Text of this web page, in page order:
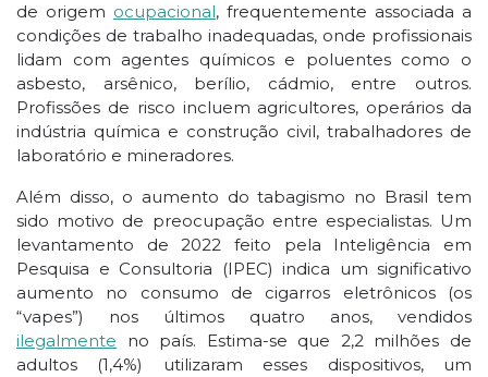
de origem ocupacional, frequentemente associada a
condições de trabalho inadequadas, onde profissionais
lidam com agentes químicos e poluentes como o
asbesto, arsênico, berílio, cádmio, entre outros.
Profissões de risco incluem agricultores, operários da
indústria química e construção civil, trabalhadores de
laboratório e mineradores.
Além disso, o aumento do tabagismo no Brasil tem
sido motivo de preocupação entre especialistas. Um
levantamento de 2022 feito pela Inteligência em
Pesquisa e Consultoria (IPEC) indica um significativo
aumento no consumo de cigarros eletrônicos (os
“vapes”) nos últimos quatro anos, vendidos
ilegalmente no país. Estima-se que 2,2 milhões de
adultos (1,4%) utilizaram esses dispositivos, um